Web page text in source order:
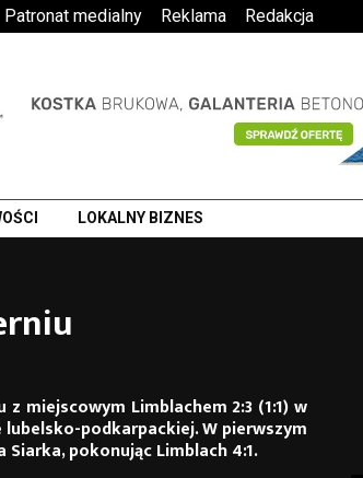
Patronat medialny Reklama Redakcja
LOKALNY BIZNES
miejscowym Limblachem 2:3 (1:1) w
podkarpackiej. W pierwszym
pokonując Limblach 4:1.